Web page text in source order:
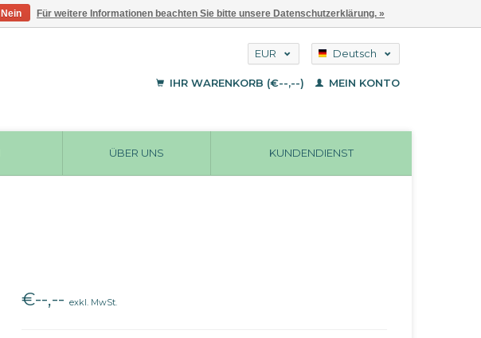
EUR
USD
Deutsch
Français
IHR WARENKORB (€--,--) MEIN KONTO
ÜBER UNS KUNDENDIENST
€--,--exkl. MwSt.
Nein Für weitere Informationen beachten Sie bitte unsere Datenschutzerklärung. »